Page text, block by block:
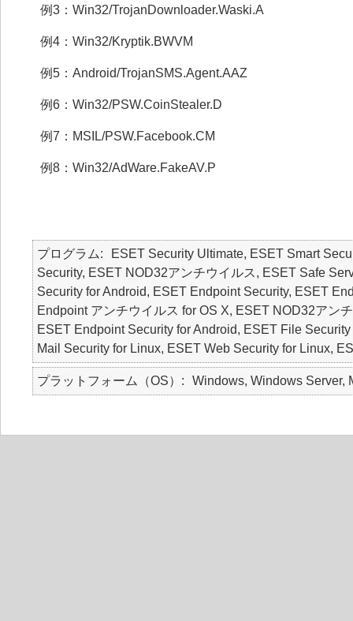
例3：Win32/TrojanDownloader.Waski.A
例4：Win32/Kryptik.BWVM
例5：Android/TrojanSMS.Agent.AAZ
例6：Win32/PSW.CoinStealer.D
例7：MSIL/PSW.Facebook.CM
例8：Win32/AdWare.FakeAV.P
プログラム
ESET Security Ultimate, ESET Smart
Security, ESET NOD32アンチウイルス, ESET Safe
Security for Android, ESET Endpoint Security, ESET
Endpoint アンチウイルス for OS X, ESET NOD32アン
ESET Endpoint Security for Android, ESET File
Mail Security for Linux, ESET Web Security for Linux,
プラットフォーム（OS） Windows, Windows Server,